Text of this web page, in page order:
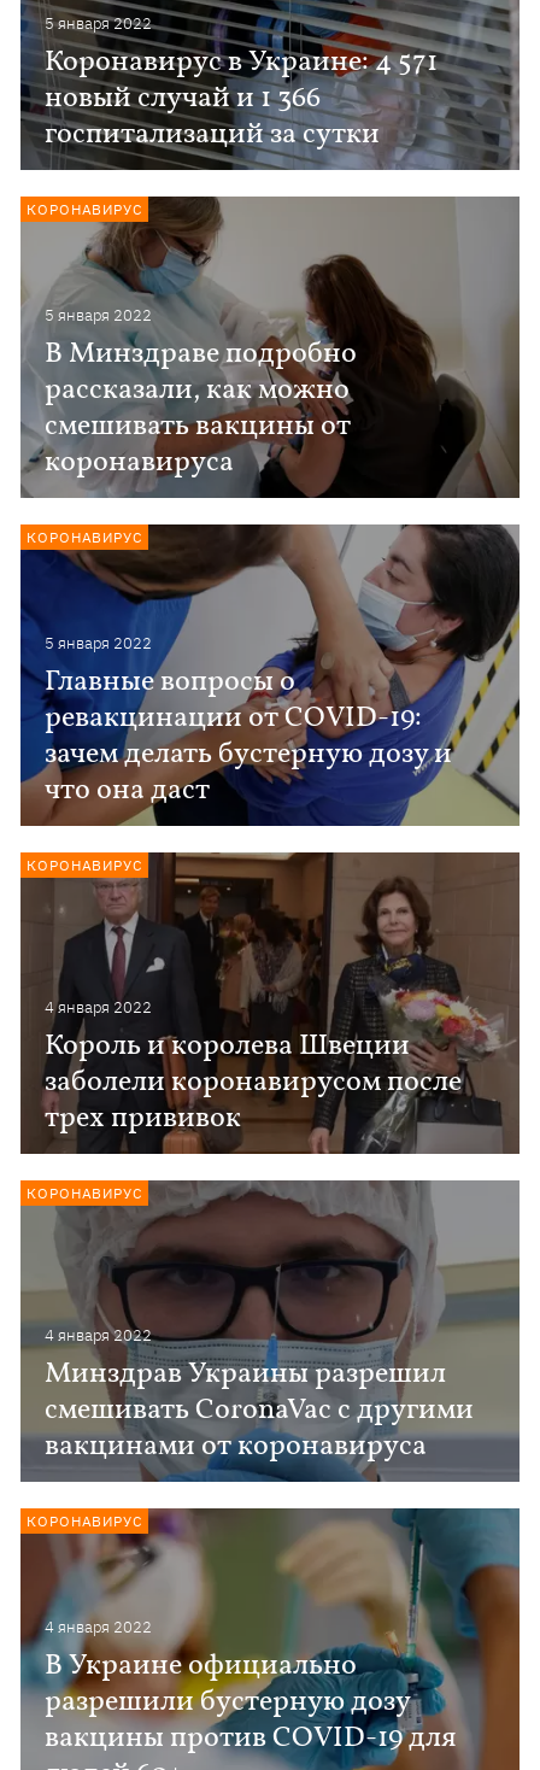
5 января 2022
Коронавирус в Украине: 4 571
новый случай и 1 366
госпитализаций за сутки
5 января 2022
В Минздраве подробно
рассказали, как можно
смешивать вакцины от
коронавируса
КОРОНАВИРУС
5 января 2022
Главные вопросы о
ревакцинации от COVID-19:
зачем делать бустерную дозу и
что она даст
КОРОНАВИРУС
4 января 2022
Король и королева Швеции
заболели коронавирусом после
трех прививок
КОРОНАВИРУС
4 января 2022
Минздрав Украины разрешил
смешивать CoronaVac с другими
вакцинами от коронавируса
КОРОНАВИРУС
4 января 2022
В Украине официально
разрешили бустерную дозу
вакцины против COVID-19 для
КОРОНАВИРУС